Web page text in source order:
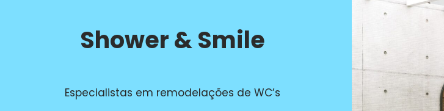
Shower & Smile
Especialistas em remodelações de WC’s